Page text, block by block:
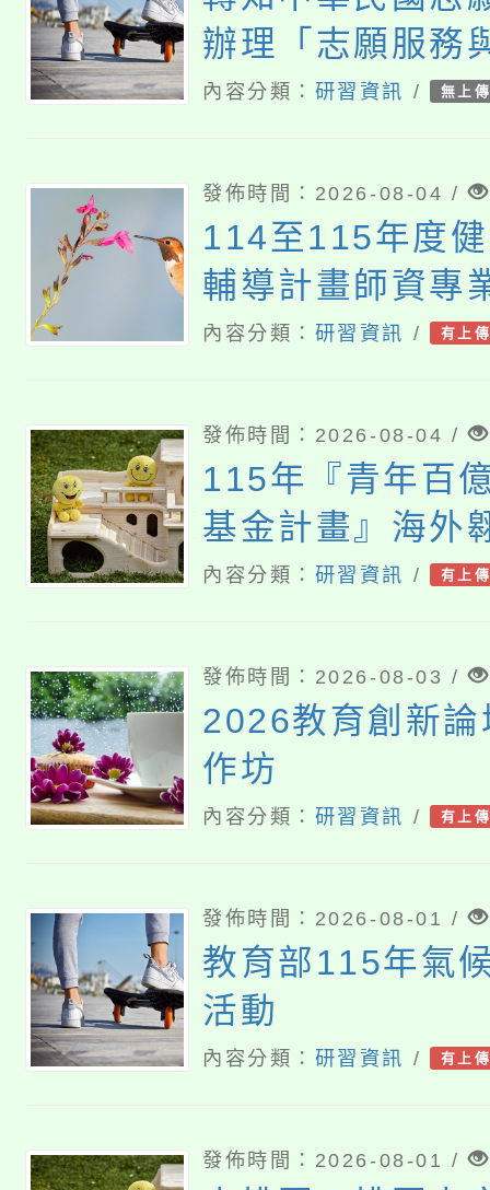
辦理「志願服務
研討會」
內容分類： 研習資訊 / 無上
發佈時間：2026-08-04 /
114至115年度
輔導計畫師資專
內容分類： 研習資訊 / 有上
發佈時間：2026-08-04 /
115年『青年百
基金計畫』海外
6『健康學一下
表會
內容分類： 研習資訊 / 有上
發佈時間：2026-08-03 /
2026教育創新
作坊
內容分類： 研習資訊 / 有上
發佈時間：2026-08-01 /
教育部115年氣
活動
內容分類： 研習資訊 / 有上
發佈時間：2026-08-01 /